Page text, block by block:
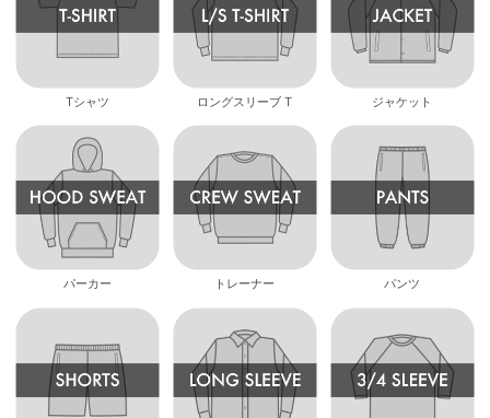
Tシャツ ロングスリーブ T ジャケット
パーカー トレーナー パンツ